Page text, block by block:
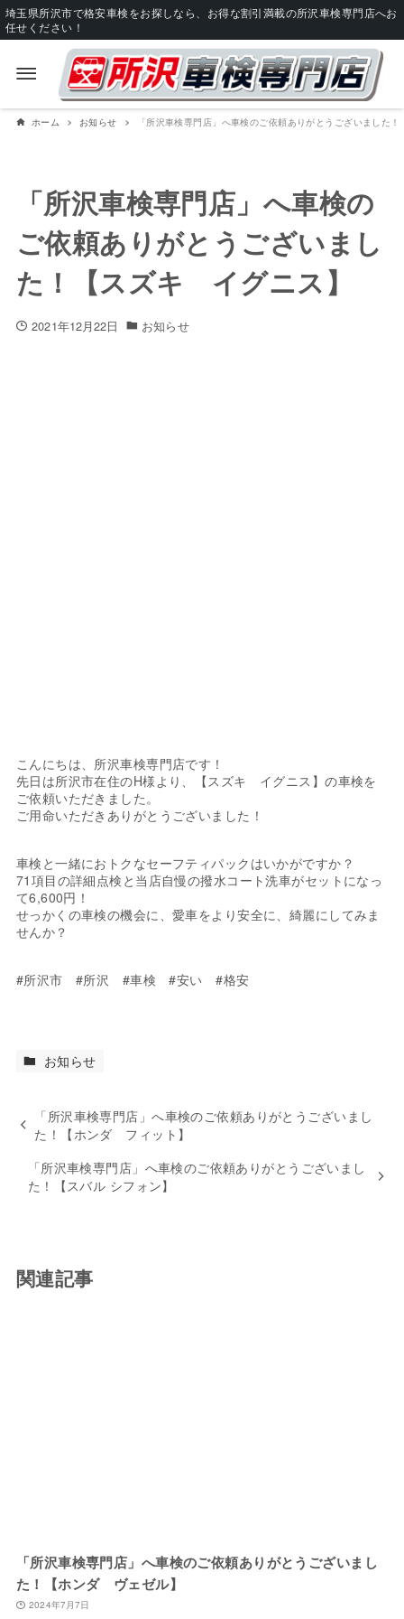
埼玉県所沢市で格安車検をお探しなら、お得な割引満載の所沢車検専門店へお
任せください！
ホーム お知らせ 「所沢車検専門店」へ車検のご依頼ありがとうございました
「所沢車検専門店」へ車検の
ご依頼ありがとうございまし
た！【スズキ イグニス】
2021年12月22日 お知らせ
こんにちは、所沢車検専門店です！
先日は所沢市在住のH様より、【スズキ イグニス】の車検を
ご依頼いただきました。
ご用命いただきありがとうございました！
車検と一緒におトクなセーフティパックはいかがですか？
71項目の詳細点検と当店自慢の撥水コート洗車がセットになっ
て6,600円！
せっかくの車検の機会に、愛車をより安全に、綺麗にしてみま
せんか？
#所沢市 #所沢 #車検 #安い #格安
お知らせ
「所沢車検専門店」へ車検のご依頼ありがとうございまし
た！【ホンダ フィット】
「所沢車検専門店」へ車検のご依頼ありがとうございまし
た！【スバル シフォン】
関連記事
「所沢車検専門店」へ車検のご依頼ありがとうございまし
た！【ホンダ ヴェゼル】
2024年7月7日